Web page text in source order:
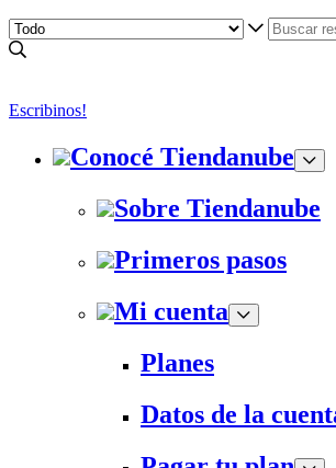
Escribinos!
Conocé Tiendanube
Sobre Tiendanube
Primeros pasos
Mi cuenta
Planes
Datos de la